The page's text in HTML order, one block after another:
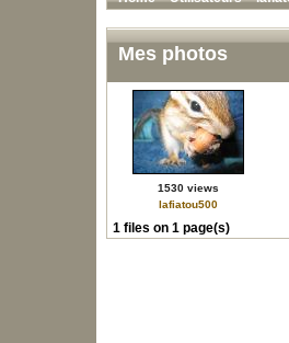
Mes photos
1530 views
lafiatou500
1 files on 1 page(s)